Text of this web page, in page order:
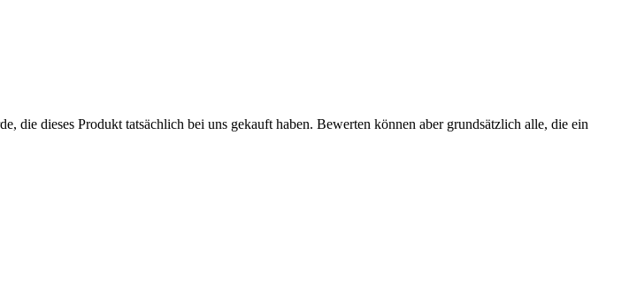
die dieses Produkt tatsächlich bei uns gekauft haben. Bewerten können aber grundsätzlich alle, die ein